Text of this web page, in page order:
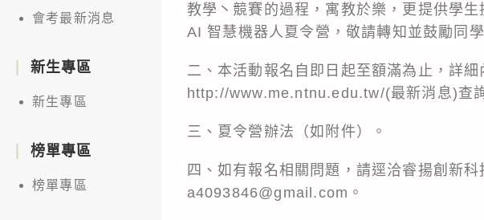
教學丶競賽的過程，寓教於樂，更提供學
AI 智慧機器人夏令營，敬請轉知並鼓勵同
二、本活動報名自即日起至額滿為止，詳
http://www.me.ntnu.edu.tw/(最新消息)查
三、夏令營辦法（如附件）。
四、如有報名相關問題，請逕洽睿揚創新
a4093846@gmail.com。
會考最新消息
新生專區
新生專區
榜單專區
榜單專區